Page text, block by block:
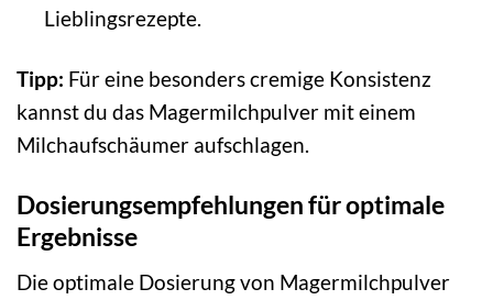
Lieblingsrezepte.
Tipp: Für eine besonders cremige Konsistenz
kannst du das Magermilchpulver mit einem
Milchaufschäumer aufschlagen.
Dosierungsempfehlungen für optimale
Ergebnisse
Die optimale Dosierung von Magermilchpulver